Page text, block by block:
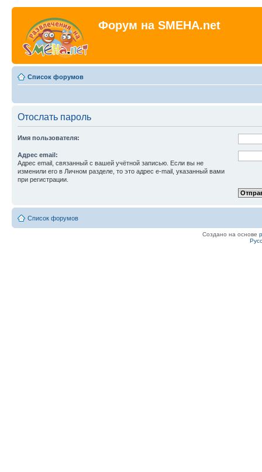
Форум на SMEHA.net
Список форумов
Отослать пароль
Имя пользователя:
Адрес email:
Адрес email, связанный с вашей учётной записью. Если вы не
изменили его в Личном разделе, то это адрес e-mail, указанный вами
при регистрации.
Список форумов
Создано на основе